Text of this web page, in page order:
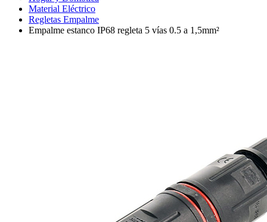
Material Eléctrico
Regletas Empalme
Empalme estanco IP68 regleta 5 vías 0.5 a 1,5mm²